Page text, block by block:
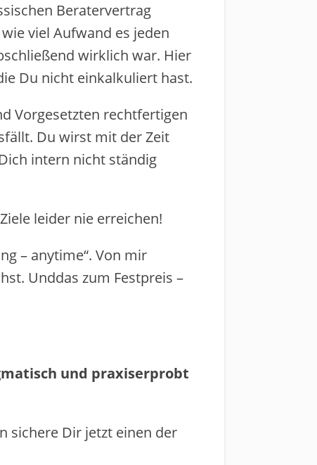
​Beratervertrag
viel Aufwand es jeden
wirklich ​war. ​Hier
Du nicht einkalkuliert hast.
Vorgesetzten rechtfertigen
Du wirst mit der Zeit
intern nicht ​ständig
​leider nie​ erreichen!
– anytime“. ​Von mir
Und​das zum Festpreis –
und praxiserprobt
sichere Dir jetzt einen der